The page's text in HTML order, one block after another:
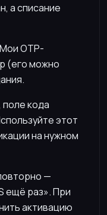
а списание
OTP-
(его можно
поле кода
этот
на нужном
—
ещё раз». При
активацию